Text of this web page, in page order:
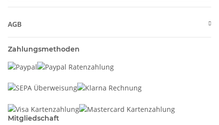
AGB
Zahlungsmethoden
Mitgliedschaft